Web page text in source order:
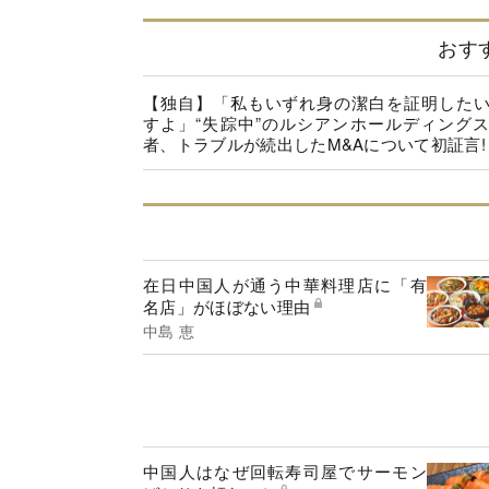
おす
【独自】「私もいずれ身の潔白を証明した
すよ」“失踪中”のルシアンホールディング
者、トラブルが続出したM&Aについて初証言!
在日中国人が通う中華料理店に「有
名店」がほぼない理由
中島 恵
中国人はなぜ回転寿司屋でサーモン